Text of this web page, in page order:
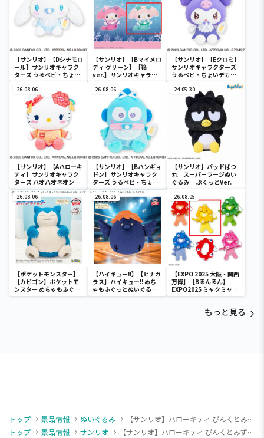
【サンリオ】【Dシナモロ
ール】サンリオキャラク
ターズ うるベビ・ちょい
【サンリオ】【Bマイメロ
ディ グリーン】【箱
ver.】サンリオキャラク
SOFVIMATES～マイメロ
ディ マーメイドver. ～
【サンリオ】【Eクロミ】
サンリオキャラクターズ
うるベビ・ちょいデカド
26.08.06
【サンリオ】【Aハローキ
ティ】サンリオキャラク
ターズ ハオハオネオンタ
ウンドールBIGタイプ1
26.08.06
【サンリオ】【Bハンギョ
ドン】サンリオキャラク
ターズ うるベビ・ちょい
デカドール
24.05.30
【サンリオ】バッドばつ
丸 スーパーラージぬい
ぐるみ ぷくっとVer.
26.08.06
【ポケットモンスター】
【カビゴン】ポケットモ
ンスター めちゃもふぐっ
と ほっこりいやされぬい
26.08.06
【ハイキュー!!】【ヒナガ
ラス】ハイキュー!! めち
ゃもふぐっとぬいぐるみ
～ヒナガラス～
26.08.05
【EXPO 2025 大阪・関西
万博】【Bるんるん】
EXPO2025 ミャクミャク
カラフルゴム紐付きぬい
もっと見る
トップ 景品情報 ぬいぐるみ
【サンリオ】ハローキティ ぴんくとみずいろドールGJ
トップ
景品情報 サンリオ 【サンリオ】ハローキティ ぴんくとみずいろドールGJ